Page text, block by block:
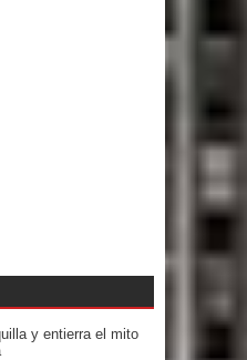
y entierra el mito